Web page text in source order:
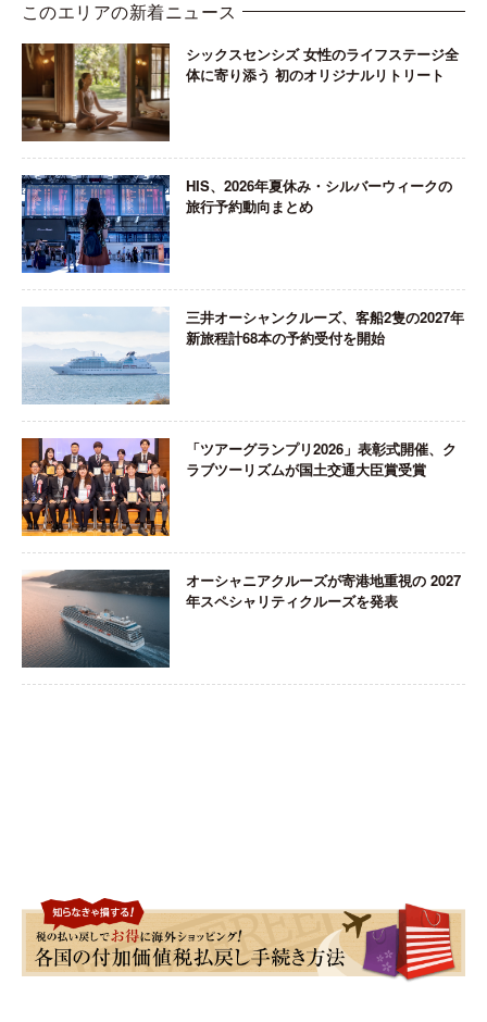
このエリアの新着ニュース
シックスセンシズ 女性のライフステージ全
体に寄り添う 初のオリジナルリトリート
HIS、2026年夏休み・シルバーウィークの
旅行予約動向まとめ
三井オーシャンクルーズ、客船2隻の2027年
新旅程計68本の予約受付を開始
「ツアーグランプリ2026」表彰式開催、ク
ラブツーリズムが国土交通大臣賞受賞
オーシャニアクルーズが寄港地重視の 2027
年スペシャリティクルーズを発表